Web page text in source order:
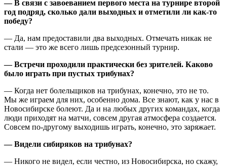
— В связи с завоеванием первого места на турнире второй
год подряд, сколько дали выходных и отметили ли как-то
победу?
— Да, нам предоставили два выходных. Отмечать никак не
стали — это же всего лишь предсезонный турнир.
— Встречи проходили практически без зрителей. Каково
было играть при пустых трибунах?
— Когда нет болельщиков на трибунах, конечно, это не то.
Мы же играем для них, особенно дома. Все знают, как у нас в
Новосибирске болеют. Да и на любых других командах, когда
люди приходят на матчи, совсем другая атмосфера создается.
Совсем по-другому выходишь играть, конечно, это заряжает.
— Видели сибиряков на трибунах?
— Никого не видел, если честно, из Новосибирска, но скажу,